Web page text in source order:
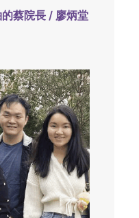
蔡院長 / 廖炳堂